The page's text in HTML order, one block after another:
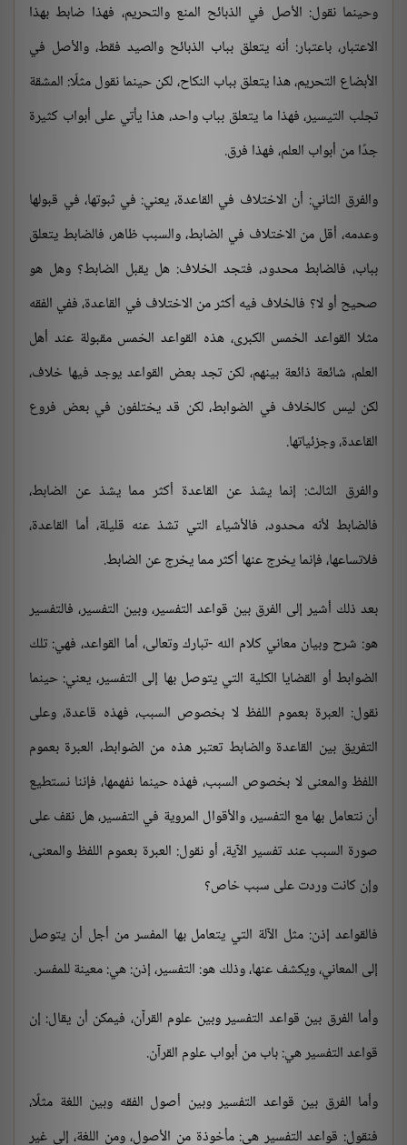
وحينما نقول: الأصل في الذبائح المنع والتحريم، فهذا ضابط بهذا
الاعتبار، باعتبار: أنه يتعلق بباب الذبائح والصيد فقط، والأصل في
الأبضاع التحريم، هذا يتعلق بباب النكاح، لكن حينما نقول مثلًا: المشقة
تجلب التيسير، فهذا ما يتعلق بباب واحد، هذا يأتي على أبواب كثيرة
جدًا من أبواب العلم، فهذا فرق.
والفرق الثاني: أن الاختلاف في القاعدة، يعني: في ثبوتها، في قبولها
وعدمه، أقل من الاختلاف في الضابط، والسبب ظاهر، فالضابط يتعلق
بباب، فالضابط محدود، فتجد الخلاف: هل يقبل الضابط؟ وهل هو
صحيح أو لا؟ فالخلاف فيه أكثر من الاختلاف في القاعدة، ففي الفقه
مثلا القواعد الخمس الكبرى، هذه القواعد الخمس مقبولة عند أهل
العلم، شائعة ذائعة بينهم، لكن تجد بعض القواعد يوجد فيها خلاف،
لكن ليس كالخلاف في الضوابط، لكن قد يختلفون في بعض فروع
القاعدة، وجزئياتها.
والفرق الثالث: إنما يشذ عن القاعدة أكثر مما يشذ عن الضابط،
فالضابط لأنه محدود، فالأشياء التي تشذ عنه قليلة، أما القاعدة،
فلاتساعها، فإنما يخرج عنها أكثر مما يخرج عن الضابط.
بعد ذلك أشير إلى الفرق بين قواعد التفسير، وبين التفسير، فالتفسير
هو: شرح وبيان معاني كلام الله -تبارك وتعالى، أما القواعد، فهي: تلك
الضوابط أو القضايا الكلية التي يتوصل بها إلى التفسير، يعني: حينما
نقول: العبرة بعموم اللفظ لا بخصوص السبب، فهذه قاعدة، وعلى
التفريق بين القاعدة والضابط تعتبر هذه من الضوابط، العبرة بعموم
اللفظ والمعنى لا بخصوص السبب، فهذه حينما نفهمها، فإننا نستطيع
أن نتعامل بها مع التفسير، والأقوال المروية في التفسير، هل نقف على
صورة السبب عند تفسير الآية، أو نقول: العبرة بعموم اللفظ والمعنى،
وإن كانت وردت على سبب خاص؟
فالقواعد إذن: مثل الآلة التي يتعامل بها المفسر من أجل أن يتوصل
إلى المعاني، ويكشف عنها، وذلك هو: التفسير، إذن: هي: معينة للمفسر.
وأما الفرق بين قواعد التفسير وبين علوم القرآن، فيمكن أن يقال: إن
قواعد التفسير هي: باب من أبواب علوم القرآن.
وأما الفرق بين قواعد التفسير وبين أصول الفقه وبين اللغة مثلًا،
فنقول: قواعد التفسير هي: مأخوذة من الأصول، ومن اللغة، إلى غير